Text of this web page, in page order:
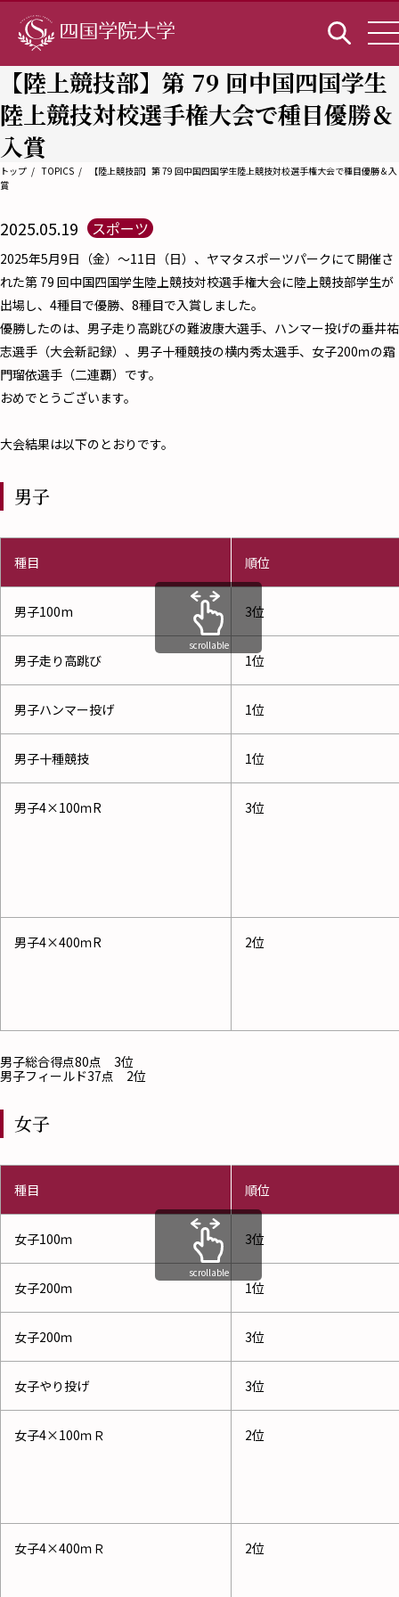
【陸上競技部】第 79 回中国四国学生
陸上競技対校選手権大会で種目優勝＆
入賞
トップ TOPICS
【陸上競技部】第 79 回中国四国学生陸上競技対校選手権大会で種目優勝＆入
賞
2025.05.19 スポーツ
2025年5月9日（金）～11日（日）、ヤマタスポーツパークにて開催さ
れた第 79 回中国四国学生陸上競技対校選手権大会に陸上競技部学生が
出場し、4種目で優勝、8種目で入賞しました。
優勝したのは、男子走り高跳びの難波康大選手、ハンマー投げの垂井祐
志選手（大会新記録）、男子十種競技の横内秀太選手、女子200ｍの霜
門瑠依選手（二連覇）です。
おめでとうございます。
大会結果は以下のとおりです。
男子
種目 順位
男子100m 3位
男子走り高跳び 1位
男子ハンマー投げ 1位
男子十種競技 1位
男子4×100ｍR 3位
男子4×400ｍR 2位
男子総合得点80点 3位
男子フィールド37点 2位
scrollable
女子
種目 順位
女子100ｍ 3位
女子200ｍ 1位
女子200ｍ 3位
女子やり投げ 3位
女子4×100ｍＲ 2位
女子4×400ｍＲ 2位
scrollable